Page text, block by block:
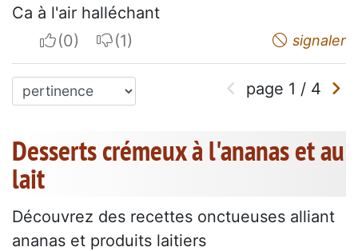
Ca à l'air halléchant
I apreciateI do not appreciate signaler
page 1 / 4
Desserts crémeux à l'ananas et au
lait
Découvrez des recettes onctueuses alliant
ananas et produits laitiers